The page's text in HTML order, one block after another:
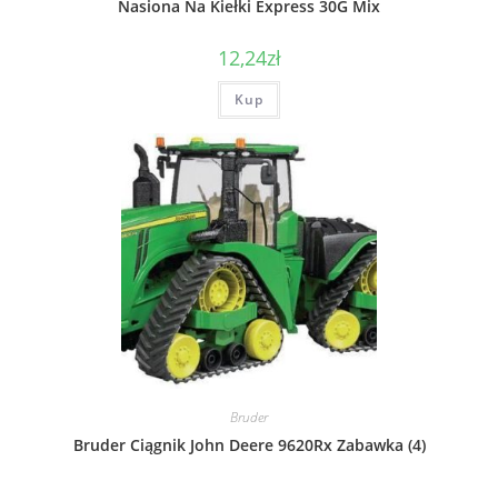
Nasiona Na Kiełki Express 30G Mix
12,24zł
Kup
Bruder
Bruder Ciągnik John Deere 9620Rx Zabawka (4)